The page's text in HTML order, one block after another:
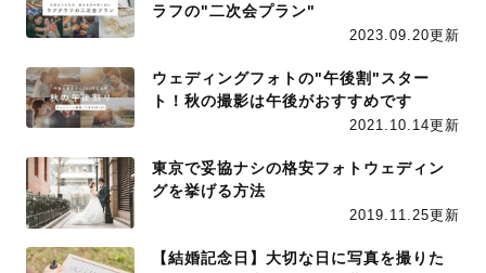
ラフの"二次会プラン"
2023.09.20更新
ウェディングフォトの"午後割"スター
ト！秋の撮影は午後がおすすめです
2021.10.14更新
東京で妥協ナシの格安フォトウェディン
グを挙げる方法
2019.11.25更新
【結婚記念日】大切な日に写真を撮りた